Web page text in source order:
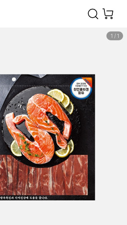
1 / 1